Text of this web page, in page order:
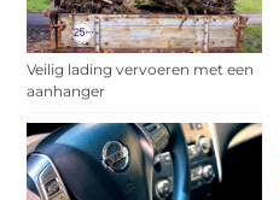
Veilig lading vervoeren met een
aanhanger